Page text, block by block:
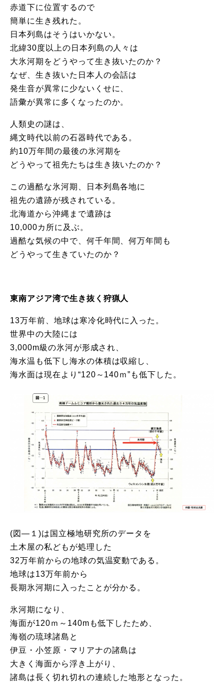
赤道下に位置するので
簡単に生き残れた。
日本列島はそうはいかない。
北緯30度以上の日本列島の人々は
大氷河期をどうやって生き抜いたのか？
なぜ、生き抜いた日本人の会話は
発生音が異常に少ないくせに、
語彙が異常に多くなったのか。
人類史の謎は、
縄文時代以前の石器時代である。
約10万年間の最後の氷河期を
どうやって祖先たちは生き抜いたのか？
この過酷な氷河期、日本列島各地に
祖先の遺跡が残されている。
北海道から沖縄まで遺跡は
10,000カ所に及ぶ。
過酷な気候の中で、何千年間、何万年間も
どうやって生きていたのか？
東南アジア湾で生き抜く狩猟人
13万年前、地球は寒冷化時代に入った。
世界中の大陸には
3,000m級の氷河が形成され、
海水温も低下し海水の体積は収縮し、
海水面は現在より“120～140ｍ”も低下した。
(図―１)は国立極地研究所のデータを
土木屋の私どもが処理した
32万年前からの地球の気温変動である。
地球は13万年前から
長期氷河期に入ったことが分かる。
氷河期になり、
海面が120ｍ～140mも低下したため、
海嶺の琉球諸島と
伊豆・小笠原・マリアナの諸島は
大きく海面から浮き上がり、
諸島は長く切れ切れの連続した地形となった。